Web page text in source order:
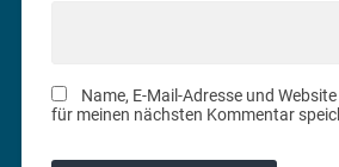
Name, E-Mail-Adresse und
für meinen nächsten Kommentar